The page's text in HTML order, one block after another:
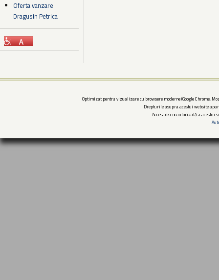
Oferta vanzare
Dragusin Petrica
Optimizat pentru vizualizare cu browsere moderne (Google Chrome,
Drepturile asupra acestui website
Accesarea neautorizată a acestui